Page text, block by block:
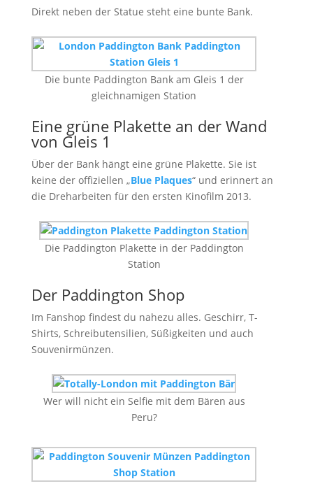
Direkt neben der Statue steht eine bunte Bank.
Die bunte Paddington Bank am Gleis 1 der
gleichnamigen Station
Eine grüne Plakette an der Wand
von Gleis 1
Über der Bank hängt eine grüne Plakette. Sie ist
keine der offiziellen „Blue Plaques“ und erinnert an
die Dreharbeiten für den ersten Kinofilm 2013.
Die Paddington Plakette in der Paddington
Station
Der Paddington Shop
Im Fanshop findest du nahezu alles. Geschirr, T-
Shirts, Schreibutensilien, Süßigkeiten und auch
Souvenirmünzen.
Wer will nicht ein Selfie mit dem Bären aus
Peru?